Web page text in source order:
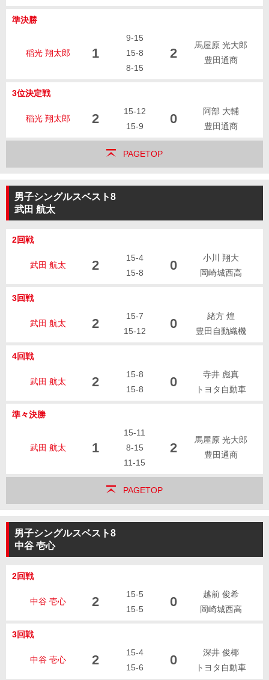
準決勝
稲光 翔太郎 1
9-15
15-8
8-15
2
馬屋原 光大郎
豊田通商
3位決定戦
稲光 翔太郎 2
15-12
15-9
0
阿部 大輔
豊田通商
PAGETOP
男子シングルスベスト8
武田 航太
2回戦
武田 航太 2
15-4
15-8
0
小川 翔大
岡崎城西高
3回戦
武田 航太 2
15-7
15-12
0
緒方 煌
豊田自動織機
4回戦
武田 航太 2
15-8
15-8
0
寺井 彪真
トヨタ自動車
準々決勝
武田 航太 1
15-11
8-15
11-15
2
馬屋原 光大郎
豊田通商
PAGETOP
男子シングルスベスト8
中谷 壱心
2回戦
中谷 壱心 2
15-5
15-5
0
越前 俊希
岡崎城西高
3回戦
中谷 壱心 2
15-4
15-6
0
深井 俊椰
トヨタ自動車